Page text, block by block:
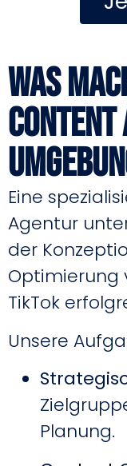
Was
Content
Eine
Agentur
der
Optimierung
TikTok
Unsere
Planung.